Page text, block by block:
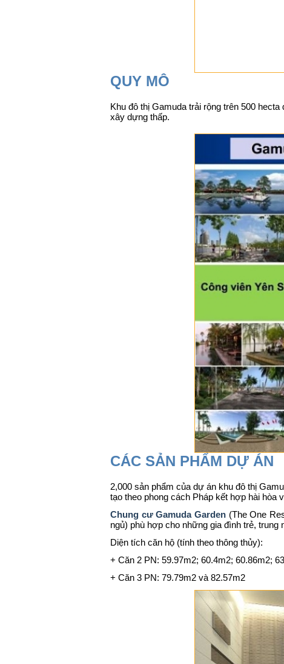
QUY MÔ
Khu đô thị Gamuda trải rộng trên 500
xây dựng thấp.
CÁC SẢN PHẨM DỰ ÁN
2,000 sản phẩm của dự án khu đô thị
tạo theo phong cách Pháp kết hợp hài hòa
Chung cư Gamuda Garden (The One
ngủ) phù hợp cho những gia đình trẻ, trung
Diện tích căn hộ (tính theo thông thủy):
+ Căn 2 PN: 59.97m2; 60.4m2; 60.86m2;
+ Căn 3 PN: 79.79m2 và 82.57m2